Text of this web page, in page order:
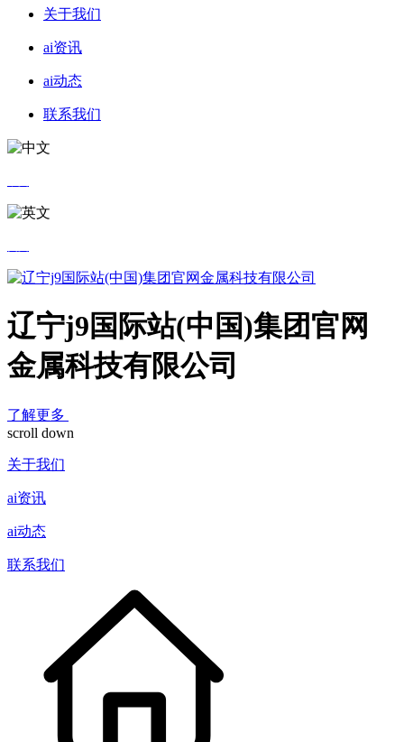
关于我们
ai资讯
ai动态
联系我们
辽宁j9国际站(中国)集团官网
金属科技有限公司
了解更多
scroll down
关于我们
ai资讯
ai动态
联系我们